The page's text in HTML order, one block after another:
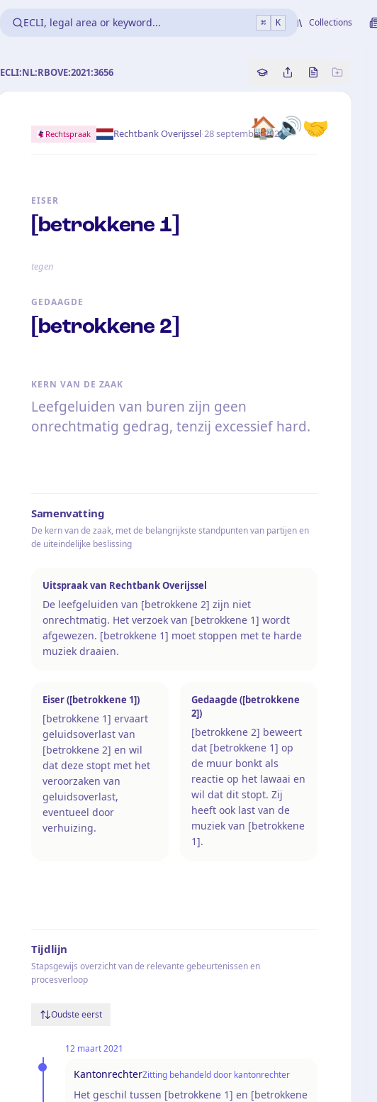
ECLI, legal area or keyword... ⌘ K Collections
ECLI:NL:RBOVE:2021:3656 Copy source reference
Share this analysis
Bekijk
🏠🔊🤝
Rechtspraak Rechtbank Overijssel·28 september 2021
EISER
[betrokkene 1]
tegen
GEDAAGDE
[betrokkene 2]
KERN VAN DE ZAAK
Leefgeluiden van buren zijn geen
onrechtmatig gedrag, tenzij excessief hard.
Samenvatting
De kern van de zaak, met de belangrijkste standpunten van partijen en
de uiteindelijke beslissing
Uitspraak van Rechtbank Overijssel
De leefgeluiden van [betrokkene 2] zijn niet
onrechtmatig. Het verzoek van [betrokkene 1] wordt
afgewezen. [betrokkene 1] moet stoppen met te harde
muziek draaien.
Eiser ([betrokkene 1])
[betrokkene 1] ervaart
geluidsoverlast van
[betrokkene 2] en wil
dat deze stopt met het
veroorzaken van
geluidsoverlast,
eventueel door
verhuizing.
Gedaagde ([betrokkene
2])
[betrokkene 2] beweert
dat [betrokkene 1] op
de muur bonkt als
reactie op het lawaai en
wil dat dit stopt. Zij
heeft ook last van de
muziek van [betrokkene
1].
Tijdlijn
Stapsgewijs overzicht van de relevante gebeurtenissen en
procesverloop
Oudste eerst
12 maart 2021
KantonrechterZitting behandeld door kantonrechter
Het geschil tussen [betrokkene 1] en [betrokkene